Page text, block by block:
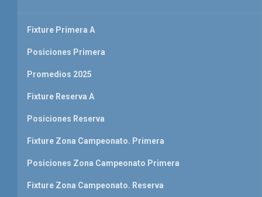
Fixture Primera A
Posiciones Primera
Promedios 2025
Fixture Reserva A
Posiciones Reserva
Fixture Zona Campeonato. Primera
Posiciones Zona Campeonato Primera
Fixture Zona Campeonato. Reserva